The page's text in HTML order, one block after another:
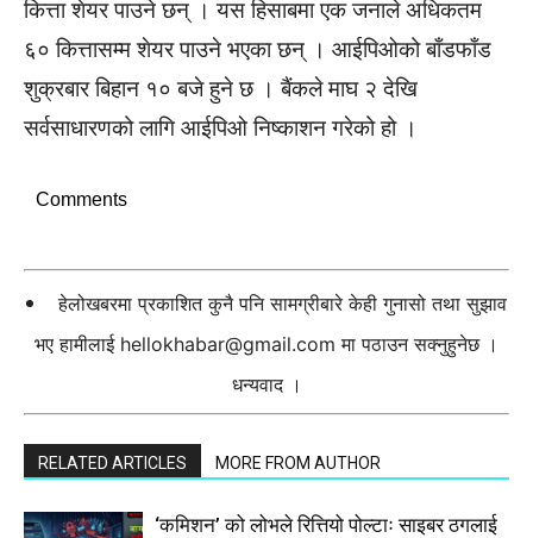
कित्ता शेयर पाउने छन् । यस हिसाबमा एक जनाले अधिकतम
६० कित्तासम्म शेयर पाउने भएका छन् । आईपिओको बाँडफाँड
शुक्रबार बिहान १० बजे हुने छ । बैंकले माघ २ देखि
सर्वसाधारणको लागि आईपिओ निष्काशन गरेको हो ।
Comments
हेलोखबरमा प्रकाशित कुनै पनि सामग्रीबारे केही गुनासो तथा सुझाव
भए हामीलाई hellokhabar@gmail.com मा पठाउन सक्नुहुनेछ ।
धन्यवाद ।
RELATED ARTICLES MORE FROM AUTHOR
‘कमिशन’ को लोभले रित्तियो पोल्टाः साइबर ठगलाई